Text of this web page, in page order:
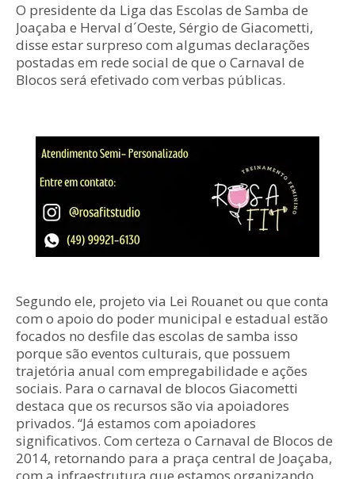
O presidente da Liga das Escolas de Samba de
Joaçaba e Herval d´Oeste, Sérgio de Giacometti,
disse estar surpreso com algumas declarações
postadas em rede social de que o Carnaval de
Blocos será efetivado com verbas públicas.
Segundo ele, projeto via Lei Rouanet ou que conta
com o apoio do poder municipal e estadual estão
focados no desfile das escolas de samba isso
porque são eventos culturais, que possuem
trajetória anual com empregabilidade e ações
sociais. Para o carnaval de blocos Giacometti
destaca que os recursos são via apoiadores
privados. “Já estamos com apoiadores
significativos. Com certeza o Carnaval de Blocos de
2014, retornando para a praça central de Joaçaba,